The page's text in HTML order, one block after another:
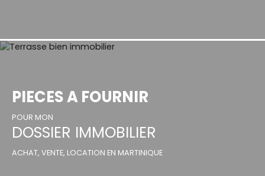
PIECES A FOURNIR
POUR MON
DOSSIER IMMOBILIER
ACHAT, VENTE, LOCATION EN MARTINIQUE